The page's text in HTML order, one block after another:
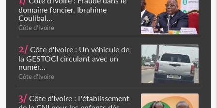
domaine foncier, Ibrahime
Coulibal...
Côte d'Ivoire
2/ Côte d'Ivoire : Un véhicule de
la GESTOCI circulant avec un
numér...
Côte d'Ivoire
3/ Côte d'Ivoire : L'établissement